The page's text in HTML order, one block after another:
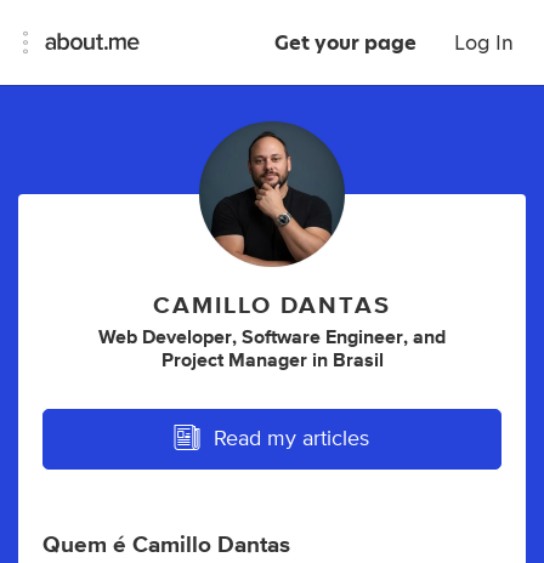
Get your page Log In
CAMILLO DANTAS
Web Developer, Software Engineer, and
Project Manager in Brasil
Read my articles
Quem é Camillo Dantas